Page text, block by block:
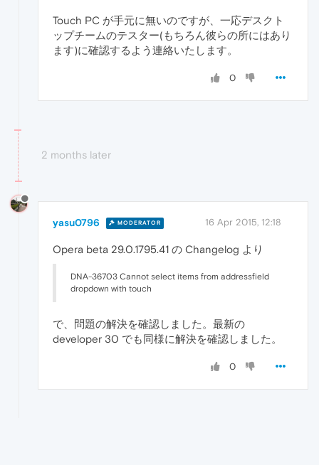
Touch PC が手元に無いのですが、一応デスクト
ップチームのテスター(もちろん彼らの所にはあり
ます)に確認するよう連絡いたします。
0
2 months later
yasu0796 MODERATOR 16 Apr 2015, 12:18
Opera beta 29.0.1795.41 の Changelog より
DNA-36703 Cannot select items from addressfield
dropdown with touch
で、問題の解決を確認しました。最新の
developer 30 でも同様に解決を確認しました。
0